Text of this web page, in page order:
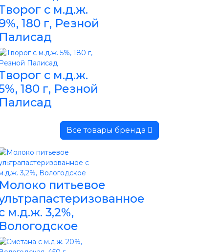
с м.д.ж.
180 г, Резной
с м.д.ж.
180 г, Резной
Все товары бренда
питьевое
м.д.ж. 3,2%,